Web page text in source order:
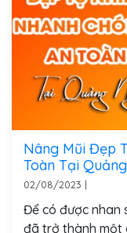
Nâng Mũi Đẹp
Toàn Tại
02/08/2023 |
Để có được nhan
đã trở thành một